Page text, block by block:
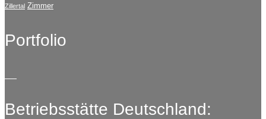
Zillertal Zimmer
Portfolio
Betriebsstätte Deutschland: